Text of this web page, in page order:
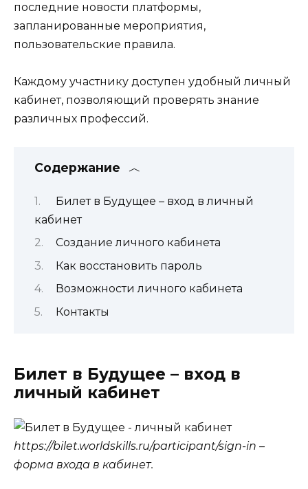
последние новости платформы,
запланированные мероприятия,
пользовательские правила.
Каждому участнику доступен удобный личный
кабинет, позволяющий проверять знание
различных профессий.
Содержание
Билет в Будущее – вход в личный
кабинет
Создание личного кабинета
Как восстановить пароль
Возможности личного кабинета
Контакты
Билет в Будущее – вход в
личный кабинет
https://bilet.worldskills.ru/participant/sign-in –
форма входа в кабинет.